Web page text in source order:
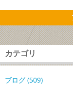
カテゴリ
ブログ (509)